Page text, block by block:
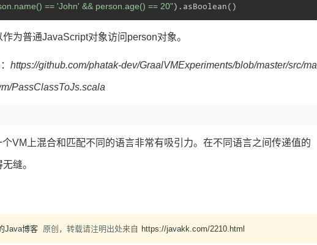
== 'John' && person.age() == 20"
为普通JavaScript对象访问person对象。
https://github.com/phatak-dev/GraalVMExperiments/blob/master/src/ma
PassClassToJs.scala
VM上混合和匹配不同的语言非常有吸引力。在不同语言之间传递值的
缝。
Java博客 原创，转载请注明出处来自 https://javakk.com/2210.html